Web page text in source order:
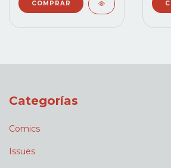
Categorías
Comics
Issues